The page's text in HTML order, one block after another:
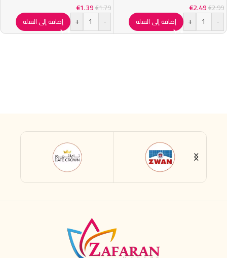
€2.99
€2.49
-
+ إضافة إلى السلة
€1.79
€1.39
-
+ إضافة إلى السلة